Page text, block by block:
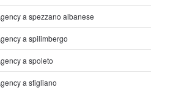
a spezzano albanese
a spilimbergo
a spoleto
a stigliano